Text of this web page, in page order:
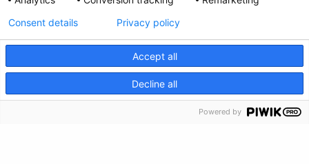
Información de crisis
Accept all
Decline all
Consent details Privacy policy
Powered by